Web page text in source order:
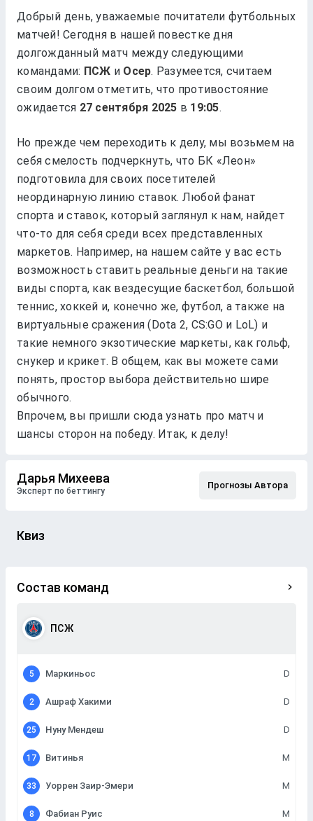
Добрый день, уважаемые почитатели футбольных
матчей! Сегодня в нашей повестке дня
долгожданный матч между следующими
командами: ПСЖ и Осер. Разумеется, считаем
своим долгом отметить, что противостояние
ожидается
в .
Но прежде чем переходить к делу, мы возьмем на
себя смелость подчеркнуть, что БК «Леон»
подготовила для своих посетителей
неординарную линию ставок. Любой фанат
спорта и ставок, который заглянул к нам, найдет
что-то для себя среди всех представленных
маркетов. Например, на нашем сайте у вас есть
возможность ставить реальные деньги на такие
виды спорта, как вездесущие баскетбол, большой
теннис, хоккей и, конечно же, футбол, а также на
виртуальные сражения (Dota 2, CS:GO и LoL) и
такие немного экзотические маркеты, как гольф,
снукер и крикет. В общем, как вы можете сами
понять, простор выбора действительно шире
обычного.
Впрочем, вы пришли сюда узнать про матч и
шансы сторон на победу. Итак, к делу!
Дарья Михеева
Эксперт по беттингу
Прогнозы Автора
Квиз
Состав команд
ПСЖ
5 Маркиньос D
2 Ашраф Хакими D
25 Нуну Мендеш D
17 Витинья M
33 Уоррен Заир-Эмери M
8 Фабиан Руис M